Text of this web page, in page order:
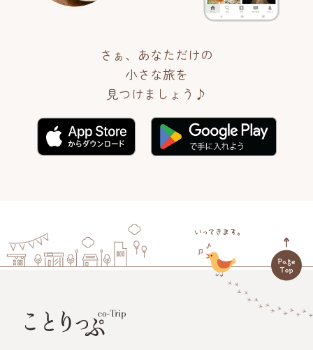
さぁ、あなただけの
小さな旅を
見つけましょう♪